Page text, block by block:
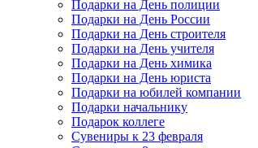
Подарки на День полиции
Подарки на День России
Подарки на День строителя
Подарки на День учителя
Подарки на День химика
Подарки на День юриста
Подарки на юбилей компании
Подарки начальнику
Подарок коллеге
Сувениры к 23 февраля